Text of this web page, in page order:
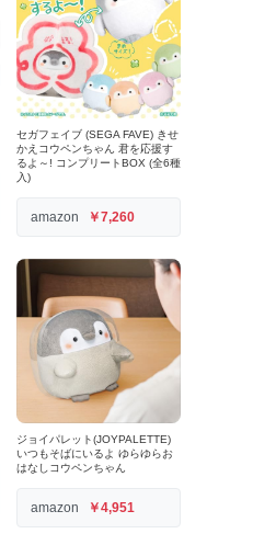
セガフェイブ (SEGA FAVE) きせ
かえコウペンちゃん 君を応援す
るよ～! コンプリートBOX (全6種
入)
amazon ￥7,260
ジョイパレット(JOYPALETTE)
いつもそばにいるよ ゆらゆらお
はなしコウペンちゃん
amazon ￥4,951